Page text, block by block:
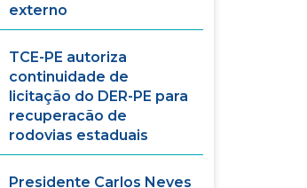
externo
TCE-PE autoriza
continuidade de
licitação do DER-PE para
recuperacão de
rodovias estaduais
Presidente Carlos Neves